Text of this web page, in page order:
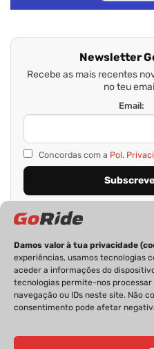
Damos valor à tua privacidade
experiências, usamos tecnologias
aceder a informações do
tecnologias permite-nos
navegação ou IDs neste site. Não
consentimento pode afetar
Newsletter
Recebe as mais recentes
no teu
Email:
Concordas com a Pol.
PRIVACIDADE FICHA